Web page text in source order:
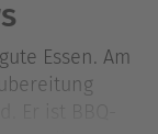
Essen. Am